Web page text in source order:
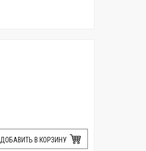
ДОБАВИТЬ В КОРЗИНУ